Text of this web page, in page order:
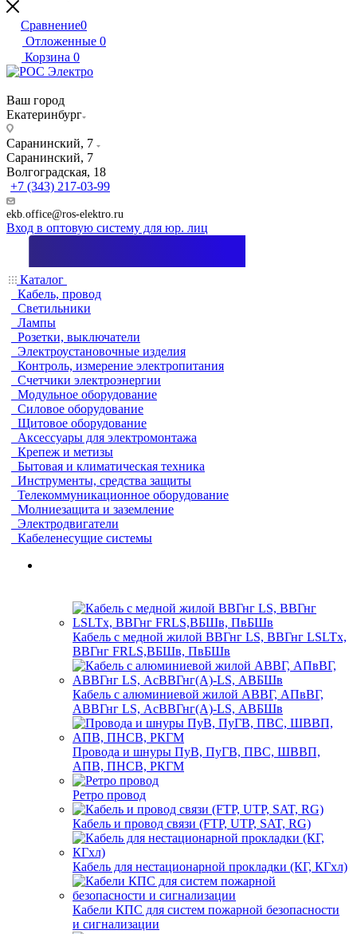
Сравнение0
Отложенные 0
Корзина 0
Ваш город
Екатеринбург
Саранинский, 7
Саранинский, 7
Волгоградская, 18
+7 (343) 217-03-99
ekb.office@ros-elektro.ru
Вход в оптовую систему для юр. лиц
Каталог
Кабель, провод
Светильники
Лампы
Розетки, выключатели
Электроустановочные изделия
Контроль, измерение электропитания
Счетчики электроэнергии
Модульное оборудование
Силовое оборудование
Щитовое оборудование
Аксессуары для электромонтажа
Крепеж и метизы
Бытовая и климатическая техника
Инструменты, средства защиты
Телекоммуникационное оборудование
Молниезащита и заземление
Электродвигатели
Кабеленесущие системы
Кабель с медной жилой ВВГнг LS, ВВГнг LSLTx,
ВВГнг FRLS,ВБШв, ПвБШв
Кабель с алюминиевой жилой АВВГ, АПвВГ,
АВВГнг LS, АсВВГнг(А)-LS, АВБШв
Провода и шнуры ПуВ, ПуГВ, ПВС, ШВВП,
АПВ, ПНСВ, РКГМ
Ретро провод
Кабель и провод связи (FTP, UTP, SAT, RG)
Кабель для нестационарной прокладки (КГ, КГхл)
Кабели КПС для систем пожарной безопасности
и сигнализации